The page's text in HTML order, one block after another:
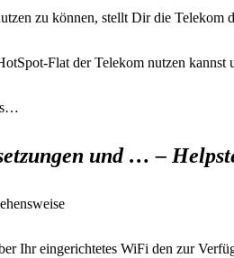
zu können, stellt Dir die
Flat der Telekom nutzen kannst
und … –
Ihr eingerichtetes WiFi den zur